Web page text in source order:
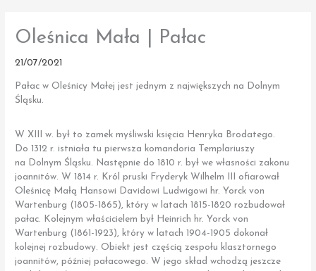
Oleśnica Mała | Pałac
21/07/2021
Pałac w Oleśnicy Małej jest jednym z największych na Dolnym
Śląsku.
W XIII w. był to zamek myśliwski księcia Henryka Brodatego.
Do 1312 r. istniała tu pierwsza komandoria Templariuszy
na Dolnym Śląsku. Następnie do 1810 r. był we własności zakonu
joannitów. W 1814 r. Król pruski Fryderyk Wilhelm III ofiarował
Oleśnicę Małą Hansowi Davidowi Ludwigowi hr. Yorck von
Wartenburg (1805-1865), który w latach 1815-1820 rozbudował
pałac. Kolejnym właścicielem był Heinrich hr. Yorck von
Wartenburg (1861-1923), który w latach 1904-1905 dokonał
kolejnej rozbudowy. Obiekt jest częścią zespołu klasztornego
joannitów, później pałacowego. W jego skład wchodzą jeszcze